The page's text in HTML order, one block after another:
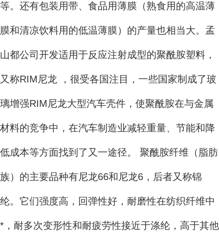
等。还有包装用带、食品用薄膜（熟食用的高温薄
膜和清凉饮料用的低温薄膜）的产量也相当大。孟
山都公司开发适用于反应注射成型的聚酰胺塑料，
又称RIM尼龙 ，很受各国注目，一些国家制成了玻
璃增强RIM尼龙大型汽车壳件，使聚酰胺在与金属
材料的竞争中，在汽车制造业减轻重量、节能和降
低成本等方面找到了又一途径。 聚酰胺纤维（脂肪
族）的主要品种有尼龙66和尼龙6，后者又称锦
纶。它们强度高，回弹性好，耐磨性在纺织纤维中
*，耐多次变形性和耐疲劳性接近于涤纶，高于其他